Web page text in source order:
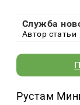
Служба
Автор статьи
Рустам